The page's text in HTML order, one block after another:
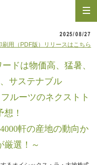
2025/08/27
刷用（PDF版）リリースはこちら
ドは物価高、猛暑、
サステナブル
ルーツのネクストト
！
軒の産地の動向か
厳選！～